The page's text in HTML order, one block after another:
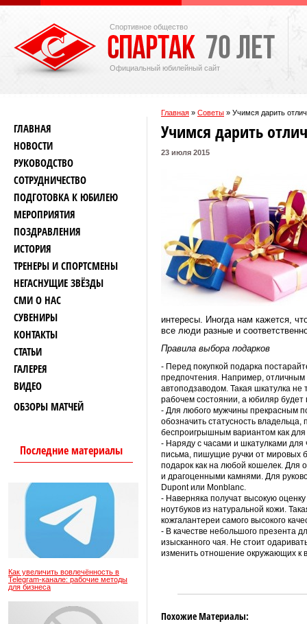
Спортивное общество
Официальный юбилейный сайт
Главная » Советы » Учимся дарить
ГЛАВНАЯ
НОВОСТИ
РУКОВОДСТВО
СОТРУДНИЧЕСТВО
ПОДГОТОВКА К ЮБИЛЕЮ
МЕРОПРИЯТИЯ
ПОЗДРАВЛЕНИЯ
ИСТОРИЯ
ТРЕНЕРЫ И СПОРТСМЕНЫ
НЕГАСНУЩИЕ ЗВЁЗДЫ
СМИ О НАС
СУВЕНИРЫ
КОНТАКТЫ
СТАТЬИ
ГАЛЕРЕЯ
ВИДЕО
ОБЗОРЫ МАТЧЕЙ
Последние материалы
Как увеличить вовлечённость в
Telegram-канале: рабочие методы
для бизнеса
Учимся дарить
23 июля 2015
интересы. Иногда нам кажется,
все люди разные и
Правила выбора подарков
- Перед покупкой подарка
предпочтения. Например,
автоподзаводом. Такая шкатулка
рабочем состоянии, а юбиляр
- Для любого мужчины прекрасным
обозначить статусность
беспроигрышным вариантом как для
- Наряду с часами и шкатулками для
письма, пишущие ручки от мировых
подарок как на любой кошелек. Для
и драгоценными камнями. Для
Dupont или Monblanc.
- Наверняка получат высокую
ноутбуков из натуральной кожи.
кожгалантереи самого высокого
- В качестве небольшого презента
изысканного чая. Не стоит
изменить отношение окружающих к
Похожие Материалы: